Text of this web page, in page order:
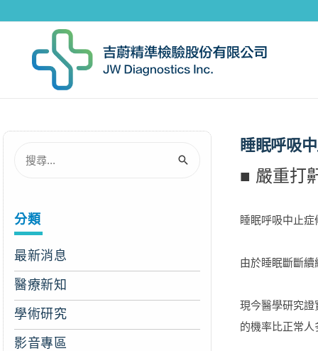
分類
最新消息
醫療新知
學術研究
影音專區
睡眠呼吸
■ 嚴重打
睡眠呼吸中止
由於睡眠斷斷
現今醫學研究證
的機率比正常人